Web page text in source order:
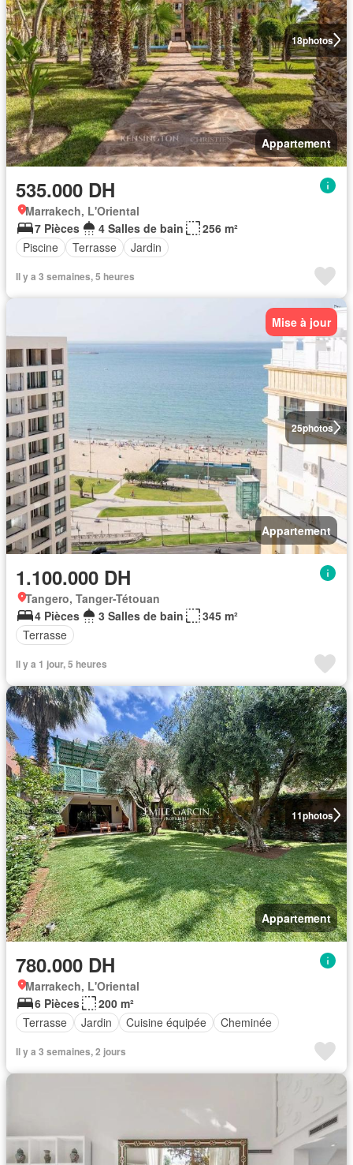
18photos
Appartement
535.000 DH
Marrakech, L'Oriental
7 Pièces
4 Salles de bain
256 m²
Piscine
Terrasse Jardin
Il y a 3 semaines, 5 heures
25photos
Mise à jour
Appartement
1.100.000 DH
Tangero, Tanger-Tétouan
4 Pièces
3 Salles de bain
345 m²
Terrasse
Il y a 1 jour, 5 heures
11photos
Appartement
780.000 DH
Marrakech, L'Oriental
6 Pièces
200 m²
Terrasse
Jardin Cuisine équipée Cheminée
Il y a 3 semaines, 2 jours